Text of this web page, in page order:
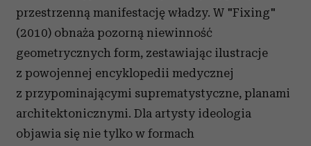
przestrzenną manifestację władzy. W "Fixing"
(2010) obnaża pozorną niewinność
geometrycznych form, zestawiając ilustracje
z powojennej encyklopedii medycznej
z przypominającymi suprematystyczne, planami
architektonicznymi. Dla artysty ideologia
objawia się nie tylko w formach